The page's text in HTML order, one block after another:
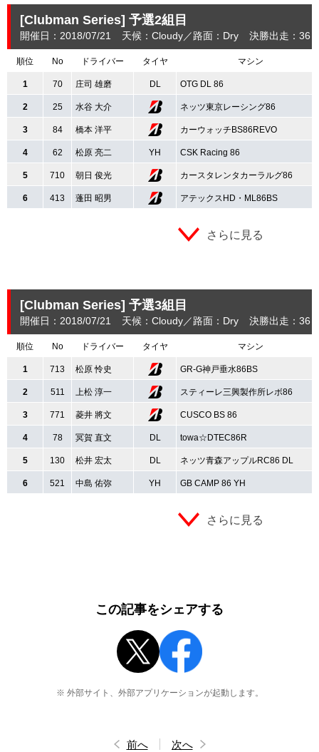
[Clubman Series] 予選2組目
開催日：2018/07/21 天候：Cloudy 路面：Dry 決勝出走：36
順位 No ドライバー タイヤ マシン
1 70 庄司 雄磨 DL OTG DL 86
2 25 水谷 大介 ネッツ東京レーシング86
3 84 橋本 洋平 カーウォッチBS86REVO
4 62 松原 亮二 YH CSK Racing 86
5 710 朝日 俊光 カースタレンタカーラルグ86
6 413 蓬田 昭男 アテックスHD・ML86BS
さらに見る
[Clubman Series] 予選3組目
開催日：2018/07/21 天候：Cloudy 路面：Dry 決勝出走：36
順位 No ドライバー タイヤ マシン
1 713 松原 怜史 GR-G神戸垂水86BS
2 511 上松 淳一 スティーレ三興製作所レボ86
3 771 菱井 將文 CUSCO BS 86
4 78 冥賀 直文 DL towa☆DTEC86R
5 130 松井 宏太 DL ネッツ青森アップルRC86 DL
6 521 中島 佑弥 YH GB CAMP 86 YH
さらに見る
この記事をシェアする
※ 外部サイト、外部アプリケーションが起動します。
前へ 次へ